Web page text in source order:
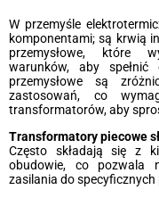
W przemyśle
komponentami; są krwią
przemysłowe, które
warunków, aby spełnić
przemysłowe są
zastosowań, co
transformatorów, aby
Transformatory piecowe
Często składają się z
obudowie, co pozwala
zasilania do